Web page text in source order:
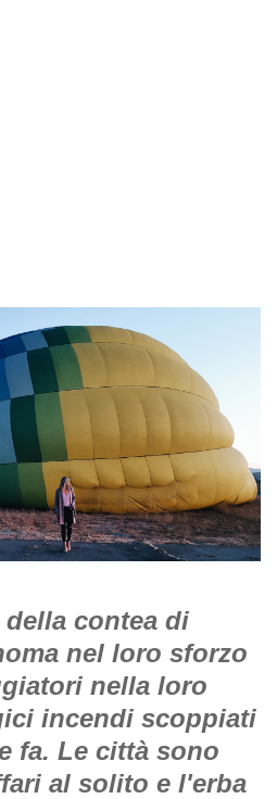
contea di
nel loro sforzo
nella loro
incendi scoppiati
fa. Le città sono
al solito e l'erba